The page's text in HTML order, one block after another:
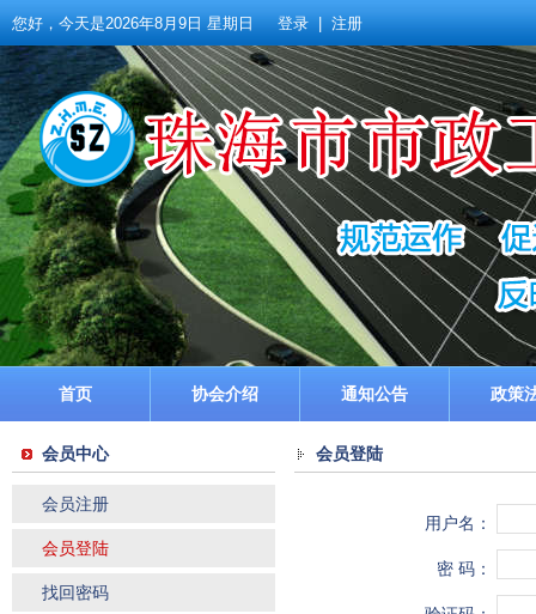
您好，今天是2026年8月9日 星期日 登录 注册
首页 协会介绍 通知公告 政策
会员中心
会员注册
会员登陆
找回密码
会员登陆
用户名：
密 码：